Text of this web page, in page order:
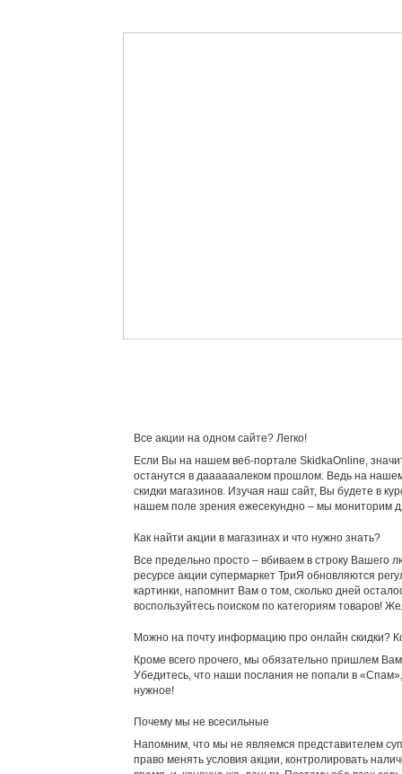
Все акции на одном сайте? Легко!
Если Вы на нашем веб-портале SkidkaOnline,
останутся в даааааалеком прошлом. Ведь на нашем
скидки магазинов. Изучая наш сайт, Вы будете в
нашем поле зрения ежесекундно – мы мониторим
Как найти акции в магазинах и что нужно знать?
Все предельно просто – вбиваем в строку Вашего
ресурсе акции супермаркет ТриЯ обновляются
картинки, напомнит Вам о том, сколько дней
воспользуйтесь поиском по категориям товаров!
Можно на почту информацию про онлайн скидки?
Кроме всего прочего, мы обязательно пришлем
Убедитесь, что наши послания не попали в
нужное!
Почему мы не всесильные
Напомним, что мы не являемся представителем
право менять условия акции, контролировать